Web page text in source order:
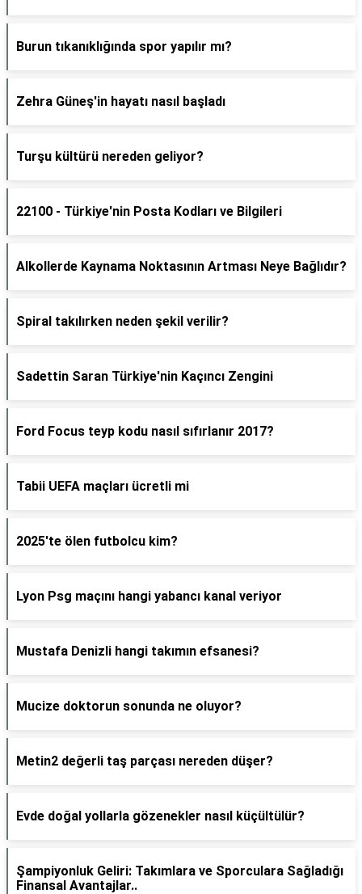
Burun tıkanıklığında spor yapılır mı?
Zehra Güneş'in hayatı nasıl başladı
Turşu kültürü nereden geliyor?
22100 - Türkiye'nin Posta Kodları ve Bilgileri
Alkollerde Kaynama Noktasının Artması Neye Bağlıdır?
Spiral takılırken neden şekil verilir?
Sadettin Saran Türkiye'nin Kaçıncı Zengini
Ford Focus teyp kodu nasıl sıfırlanır 2017?
Tabii UEFA maçları ücretli mi
2025'te ölen futbolcu kim?
Lyon Psg maçını hangi yabancı kanal veriyor
Mustafa Denizli hangi takımın efsanesi?
Mucize doktorun sonunda ne oluyor?
Metin2 değerli taş parçası nereden düşer?
Evde doğal yollarla gözenekler nasıl küçültülür?
Şampiyonluk Geliri: Takımlara ve Sporculara Sağladığı
Finansal Avantajlar..